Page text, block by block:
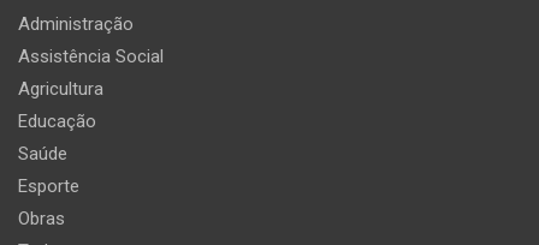
Administração
Assistência Social
Agricultura
Educação
Saúde
Esporte
Obras